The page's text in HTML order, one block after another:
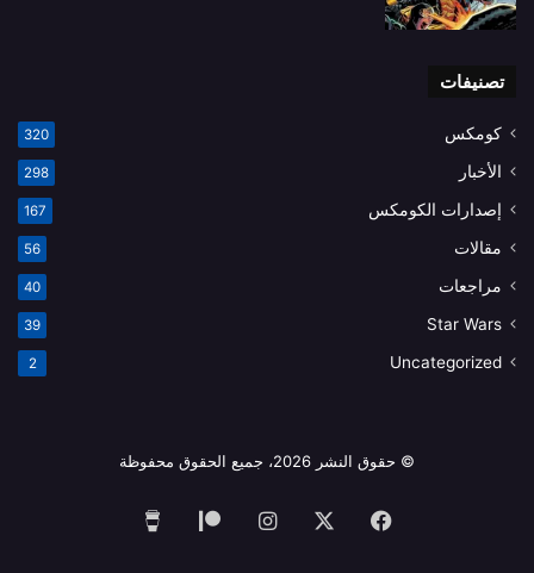
تصنيفات
كومكس 320
الأخبار 298
إصدارات الكومكس 167
مقالات 56
مراجعات 40
Star Wars
39
Uncategorized
2
© حقوق النشر 2026، جميع الحقوق محفوظة
فيسبوك انستقرام‫Patreon